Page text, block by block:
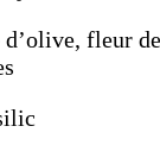
fleur